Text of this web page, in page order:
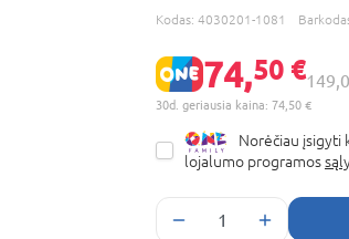
Kodas: 4030201-1081
74,50 €
30d. geriausia kaina: 74,50 €
Norėčiau įsigyti
lojalumo programos